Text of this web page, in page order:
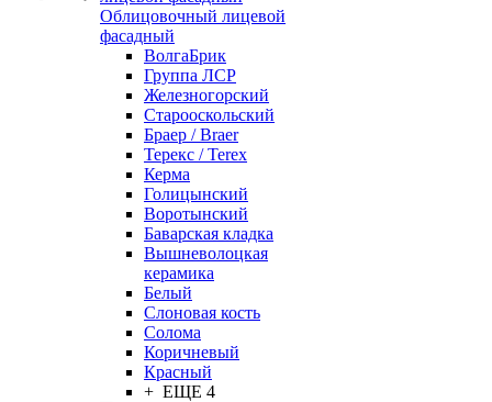
Облицовочный лицевой
фасадный
ВолгаБрик
Группа ЛСР
Железногорский
Старооскольский
Браер / Braer
Терекс / Terex
Керма
Голицынский
Воротынский
Баварская кладка
Вышневолоцкая
керамика
Белый
Слоновая кость
Солома
Коричневый
Красный
+ ЕЩЕ 4